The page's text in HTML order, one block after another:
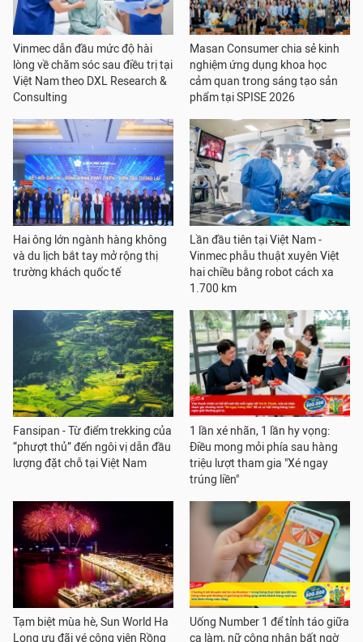
Vinmec dẫn đầu mức độ hài
lòng về chăm sóc sau điều trị tại
Việt Nam theo DXL Research &
Consulting
Masan Consumer chia sẻ kinh
nghiệm ứng dụng khoa học
cảm quan trong sáng tạo sản
phẩm tại SPISE 2026
Hai ông lớn ngành hàng không
và du lịch bắt tay mở rộng thị
trường khách quốc tế
Lần đầu tiên tại Việt Nam -
Vinmec phẫu thuật xuyên Việt
hai chiều bằng robot cách xa
1.700 km
Fansipan - Từ điểm trekking của
“phượt thủ” đến ngôi vị dẫn đầu
lượng đặt chỗ tại Việt Nam
1 lần xé nhãn, 1 lần hy vọng:
Điều mong mỏi phía sau hàng
triệu lượt tham gia "Xé ngay
trúng liền"
Tạm biệt mùa hè, Sun World Ha
Long ưu đãi vé công viên Rồng
Uống Number 1 để tỉnh táo giữa
ca làm, nữ công nhân bất ngờ